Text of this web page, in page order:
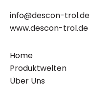
info@descon-trol.de
www.descon-trol.de
Home
Produktwelten
Über Uns